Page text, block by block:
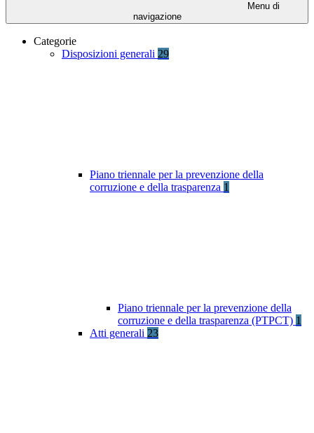
Menu di
navigazione
Categorie
Disposizioni generali 29
Piano triennale per la prevenzione della
corruzione e della trasparenza 1
Piano triennale per la prevenzione della
corruzione e della trasparenza (PTPCT) 1
Atti generali 23